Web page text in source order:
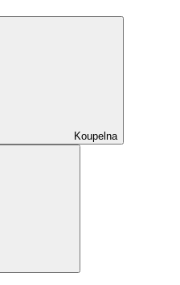
Koupelna